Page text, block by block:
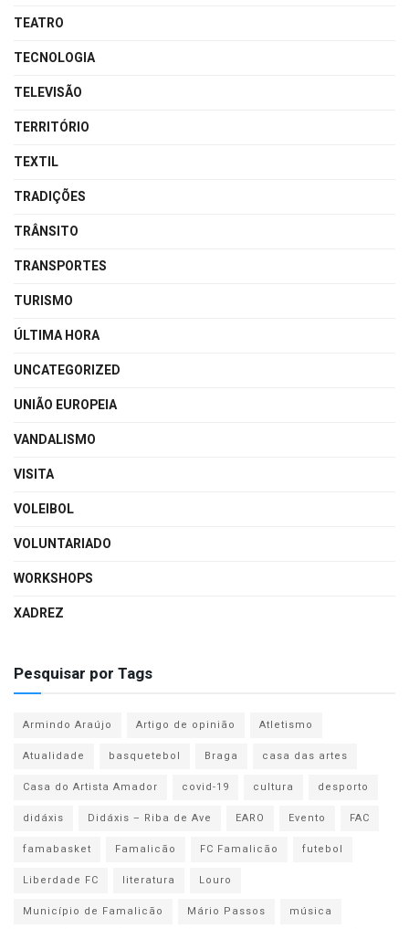
TEATRO
TECNOLOGIA
TELEVISÃO
TERRITÓRIO
TEXTIL
TRADIÇÕES
TRÂNSITO
TRANSPORTES
TURISMO
ÚLTIMA HORA
UNCATEGORIZED
UNIÃO EUROPEIA
VANDALISMO
VISITA
VOLEIBOL
VOLUNTARIADO
WORKSHOPS
XADREZ
Pesquisar por Tags
Armindo Araújo Artigo de opinião
Atletismo
Atualidade
basquetebol Braga
casa das artes
Casa do Artista Amador
covid-19 cultura
desporto
didáxis
Didáxis – Riba de Ave EARO Evento
FAC
famabasket
Famalicão FC Famalicão
futebol
Liberdade FC
literatura
Louro
Município de Famalicão
Mário Passos
música